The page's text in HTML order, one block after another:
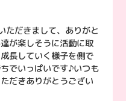
ただきまして、ありがと
が楽しそうに活動に取
長していく様子を側で
でいっぱいです♪いつも
だきありがとうござい